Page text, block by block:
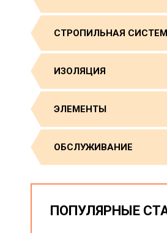
СТРОПИЛЬНАЯ
ИЗОЛЯЦИЯ
ЭЛЕМЕНТЫ
ОБСЛУЖИВАНИЕ
ПОПУЛЯРНЫЕ